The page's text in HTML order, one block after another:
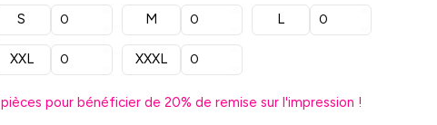
S M L
XXL XXXL
pièces pour bénéficier de 20% de remise sur l'impression !